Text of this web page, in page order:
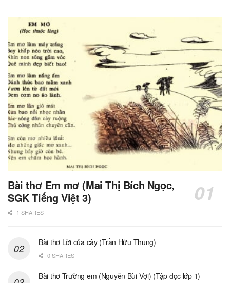
Bài thơ Em mơ (Mai Thị Bích Ngọc,
SGK Tiếng Việt 3)
1 SHARES
Bài thơ Lời của cây (Trần Hữu Thung)
0 SHARES
Bài thơ Trường em (Nguyễn Bùi Vợi) (Tập đọc lớp 1)